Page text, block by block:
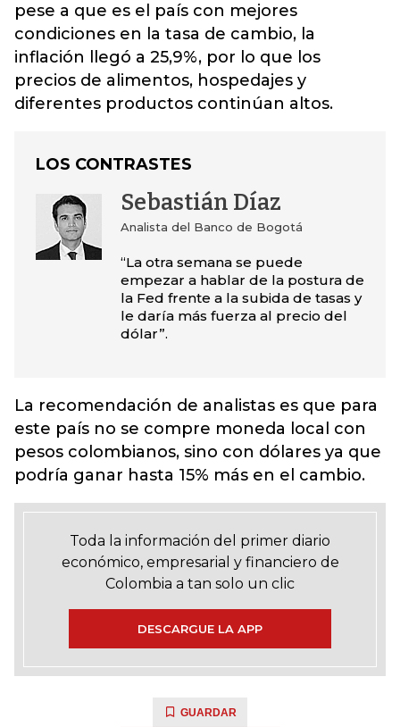
pese a que es el país con mejores
condiciones en la tasa de cambio, la
inflación llegó a 25,9%, por lo que los
precios de alimentos, hospedajes y
diferentes productos continúan altos.
LOS CONTRASTES
Sebastián Díaz
Analista del Banco de Bogotá
“La otra semana se puede
empezar a hablar de la postura de
la Fed frente a la subida de tasas y
le daría más fuerza al precio del
dólar”.
La recomendación de analistas es que para
este país no se compre moneda local con
pesos colombianos, sino con dólares ya que
podría ganar hasta 15% más en el cambio.
Toda la información del primer diario
económico, empresarial y financiero de
Colombia a tan solo un clic
DESCARGUE LA APP
GUARDAR